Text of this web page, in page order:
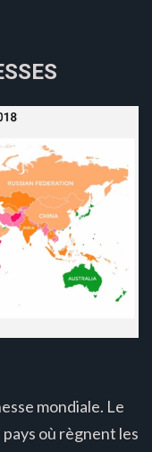
mondiale. Le
où règnent les